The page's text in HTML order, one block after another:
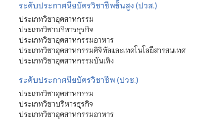
ระดับประกาศนียบัตรวิชาชีพชั้นสูง (ปวส.)
ประเภทวิชาอุตสาหกรรม
ประเภทวิชาบริหารธุรกิจ
ประเภทวิชาอุตสาหกรรมอาหาร
ประเภทวิชาอุตสาหกรรมดิจิทัลและเทคโนโลยีสารสนเทศ
ประเภทวิชาอุตสาหกรรมบันเทิง
ระดับประกาศนียบัตรวิชาชีพ (ปวช.)
ประเภทวิชาอุตสาหกรรม
ประเภทวิชาบริหารธุรกิจ
ประเภทวิชาอุตสาหกรรมอาหาร